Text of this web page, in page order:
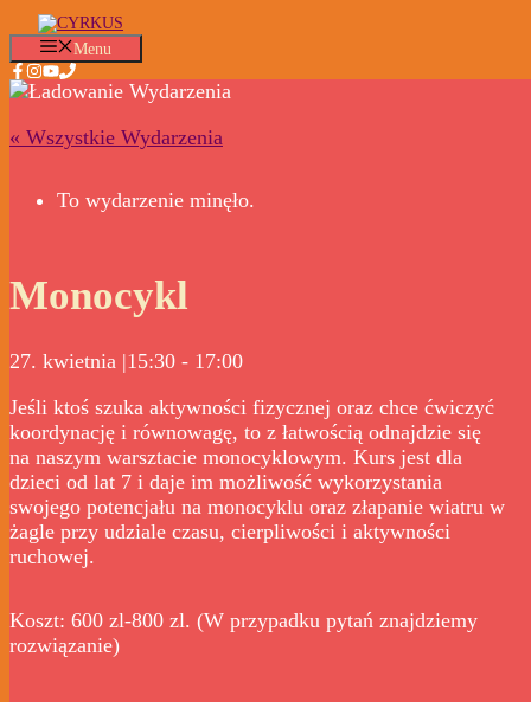
Przejdź
treści
Menu
« Wszystkie Wydarzenia
To wydarzenie minęło.
Monocykl
27. kwietnia |15:30 - 17:00
Jeśli ktoś szuka aktywności fizycznej oraz chce ćwiczyć
koordynację i równowagę, to z łatwością odnajdzie się
na naszym warsztacie monocyklowym. Kurs jest dla
dzieci od lat 7 i daje im możliwość wykorzystania
swojego potencjału na monocyklu oraz złapanie wiatru w
żagle przy udziale czasu, cierpliwości i aktywności
ruchowej.
Koszt: 600 zl-800 zl. (W przypadku pytań znajdziemy
rozwiązanie)